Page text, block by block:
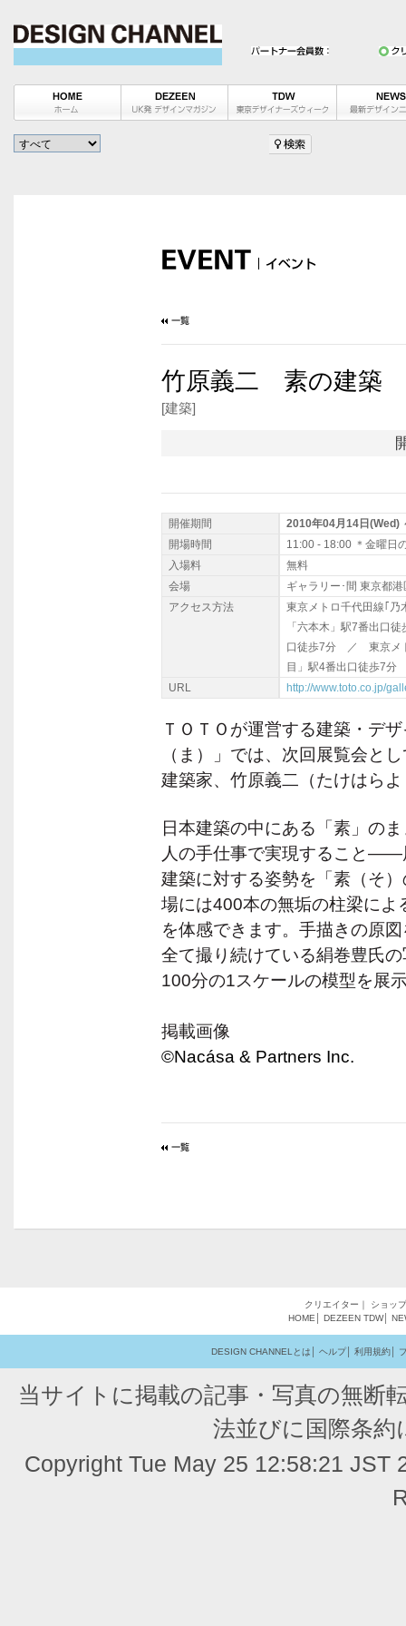
竹原義二 素の建築
[建築]
開催期間
2010年04月14日(Wed)
開場時間
11:00 - 18:00 ＊金曜日
入場料
無料
会場
ギャラリー･間 東京都
アクセス方法
東京メトロ千代田線｢
「六本木」駅7番出口
口徒歩7分 ／ 東京メト
目」駅4番出口徒歩7分
URL
http://www.toto.co.jp/
ＴＯＴＯが運営する建築・デ
（ま）」では、次回展覧会と
建築家、竹原義二（たけはら
日本建築の中にある「素」の
人の手仕事で実現すること――
建築に対する姿勢を「素（そ
場には400本の無垢の柱梁に
を体感できます。手描きの原
全て撮り続けている絹巻豊氏
100分の1スケールの模型を展
掲載画像
©Nacása & Partners Inc.
クリエイター ｜ ショップ
HOME
DEZEEN TDW│
DESIGN CHANNELとは ヘルプ│ 利用規約│
当サイトに掲載の記事・写真の無断
法並びに国際条
Copyright Tue May 25 12:58:21 JST